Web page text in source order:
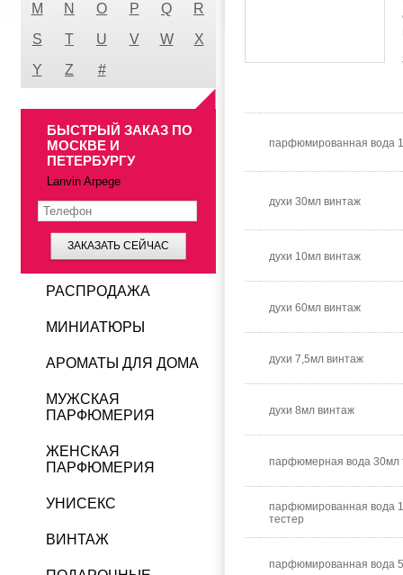
парфюмированная вода
духи 30мл винтаж
духи 10мл винтаж
духи 60мл винтаж
духи 7,5мл винтаж
духи 8мл винтаж
парфюмерная вода 30мл
парфюмированная вода
тестер
парфюмированная вода
M
N O P Q
R
S
T U V W
X
Y
Z #
БЫСТРЫЙ ЗАКАЗ ПО
МОСКВЕ И
ПЕТЕРБУРГУ
Lanvin Arpege
ЗАКАЗАТЬ СЕЙЧАС
РАСПРОДАЖА
МИНИАТЮРЫ
АРОМАТЫ ДЛЯ ДОМА
МУЖСКАЯ
ПАРФЮМЕРИЯ
ЖЕНСКАЯ
ПАРФЮМЕРИЯ
УНИСЕКС
ВИНТАЖ